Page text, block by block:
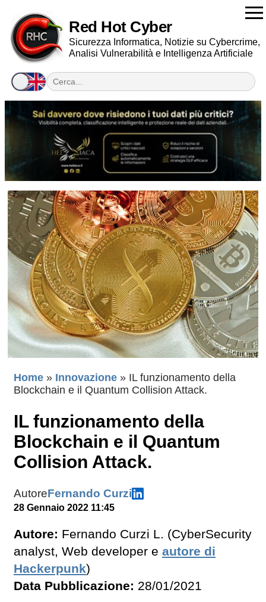
Red Hot Cyber
Sicurezza Informatica, Notizie su Cybercrime,
Analisi Vulnerabilità e Intelligenza Artificiale
Home » Innovazione » IL funzionamento della
Blockchain e il Quantum Collision Attack.
IL funzionamento della
Blockchain e il Quantum
Collision Attack.
AutoreFernando Curzi
28 Gennaio 2022 11:45
Autore: Fernando Curzi L. (CyberSecurity
analyst, Web developer e autore di
Hackerpunk)
Data Pubblicazione: 28/01/2021